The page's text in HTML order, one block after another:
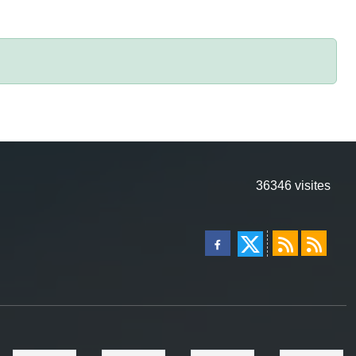
36346 visites